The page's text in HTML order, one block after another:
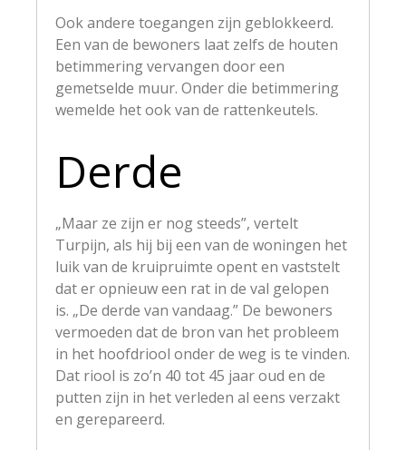
Ook andere toegangen zijn geblokkeerd.
Een van de bewoners laat zelfs de houten
betimmering vervangen door een
gemetselde muur. Onder die betimmering
wemelde het ook van de rattenkeutels.
Derde
„Maar ze zijn er nog steeds”, vertelt
Turpijn, als hij bij een van de woningen het
luik van de kruipruimte opent en vaststelt
dat er opnieuw een rat in de val gelopen
is. „De derde van vandaag.” De bewoners
vermoeden dat de bron van het probleem
in het hoofdriool onder de weg is te vinden.
Dat riool is zo’n 40 tot 45 jaar oud en de
putten zijn in het verleden al eens verzakt
en gerepareerd.